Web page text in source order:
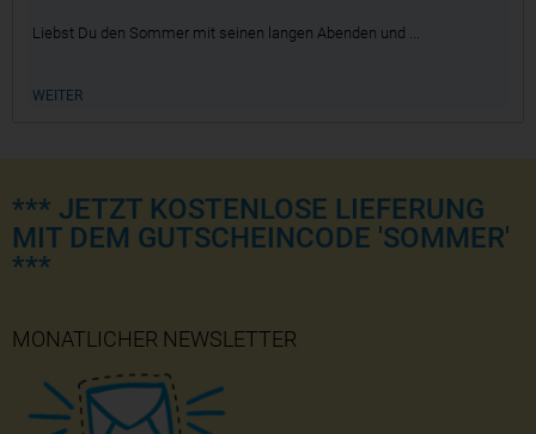
Liebst Du den Sommer mit seinen langen Abenden und
WEITER
*** JETZT KOSTENLOSE LIEFERUNG
MIT DEM GUTSCHEINCODE 'SOMMER'
***
MONATLICHER NEWSLETTER